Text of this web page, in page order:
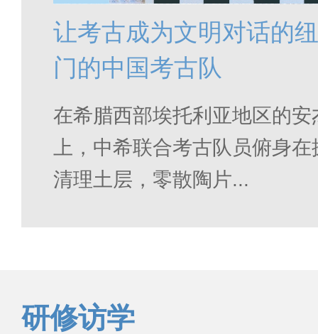
让考古成为文明对话的
门的中国考古队
在希腊西部埃托利亚地区的
上，中希联合考古队员俯身
清理土层，零散陶片...
研修访学